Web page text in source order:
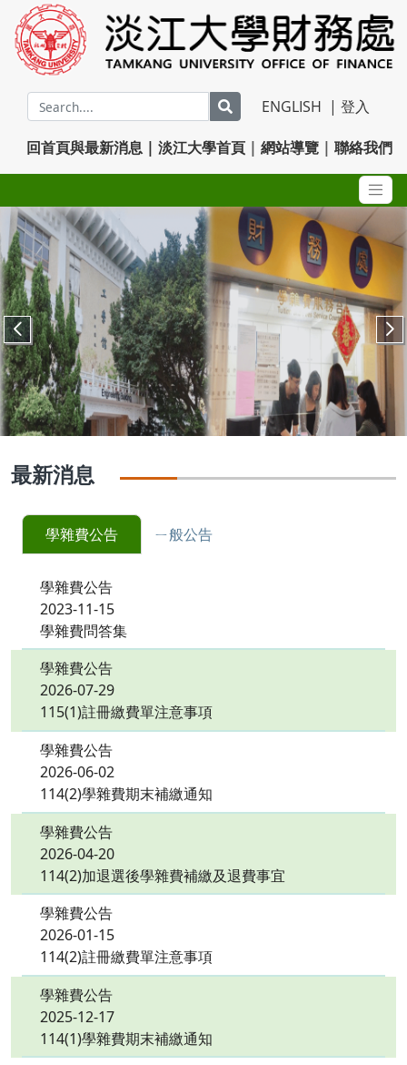
ENGLISH | 登入
回首頁與最新消息 | 淡江大學首頁 | 網站導覽 | 聯絡我們
最新消息
學雜費公告 ㄧ般公告
學雜費公告
2023-11-15
學雜費問答集
學雜費公告
2026-07-29
115(1)註冊繳費單注意事項
學雜費公告
2026-06-02
114(2)學雜費期末補繳通知
學雜費公告
2026-04-20
114(2)加退選後學雜費補繳及退費事宜
學雜費公告
2026-01-15
114(2)註冊繳費單注意事項
學雜費公告
2025-12-17
114(1)學雜費期末補繳通知